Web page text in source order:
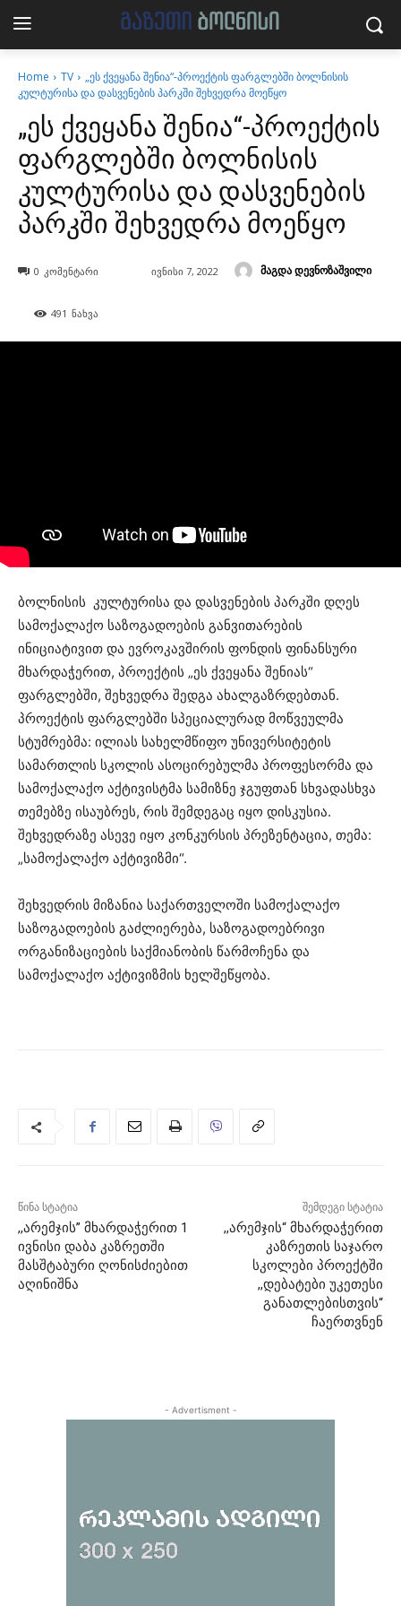
Home TV
„ეს ქვეყანა შენია“-პროექტის ფარგლებში ბოლნისის
კულტურისა და დასვენების პარკში შეხვედრა მოეწყო
„ეს ქვეყანა შენია“-პროექტის
ფარგლებში ბოლნისის
კულტურისა და დასვენების
პარკში შეხვედრა მოეწყო
მაგდა დევნოზაშვილი
ივნისი 7, 2022
0 კომენტარი
491 ნახვა
ბოლნისის კულტურისა და დასვენების პარკში დღეს
სამოქალაქო საზოგადოების განვითარების
ინიციატივით და ევროკავშირის ფონდის ფინანსური
მხარდაჭერით, პროექტის „ეს ქვეყანა შენიას“
ფარგლებში, შეხვედრა შედგა ახალგაზრდებთან.
პროექტის ფარგლებში სპეციალურად მოწვეულმა
სტუმრებმა: ილიას სახელმწიფო უნივერსიტეტის
სამართლის სკოლის ასოცირებულმა პროფესორმა და
სამოქალაქო აქტივისტმა სამიზნე ჯგუფთან სხვადასხვა
თემებზე ისაუბრეს, რის შემდეგაც იყო დისკუსია.
შეხვედრაზე ასევე იყო კონკურსის პრეზენტაცია, თემა:
„სამოქალაქო აქტივიზმი“.
შეხვედრის მიზანია საქართველოში სამოქალაქო
საზოგადოების გაძლიერება, საზოგადოებრივი
ორგანიზაციების საქმიანობის წარმოჩენა და
სამოქალაქო აქტივიზმის ხელშეწყობა.
წინა სტატია
,,არემჯის” მხარდაჭერით 1
ივნისი დაბა კაზრეთში
მასშტაბური ღონისძიებით
აღინიშნა
შემდეგი სტატია
,,არემჯის“ მხარდაჭერით
კაზრეთის საჯარო
სკოლები პროექტში
,,დებატები უკეთესი
განათლებისთვის“
ჩაერთვნენ
- Advertisment -